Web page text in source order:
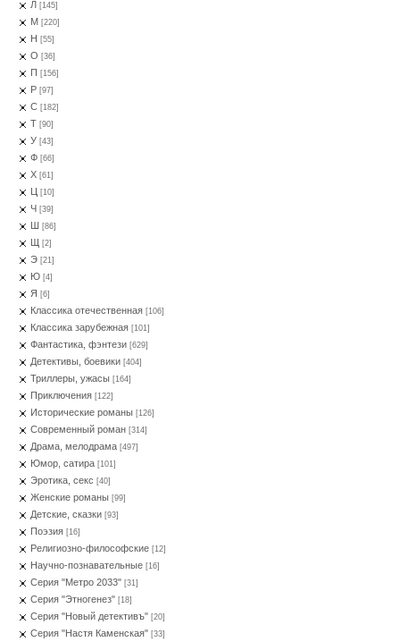
Л [145]
М [220]
Н [55]
О [36]
П [156]
Р [97]
С [182]
Т [90]
У [43]
Ф [66]
Х [61]
Ц [10]
Ч [39]
Ш [86]
Щ [2]
Э [21]
Ю [4]
Я [6]
Классика отечественная [106]
Классика зарубежная [101]
Фантастика, фэнтези [629]
Детективы, боевики [404]
Триллеры, ужасы [164]
Приключения [122]
Исторические романы [126]
Современный роман [314]
Драма, мелодрама [497]
Юмор, сатира [101]
Эротика, секс [40]
Женские романы [99]
Детские, сказки [93]
Поэзия [16]
Религиозно-философские [12]
Научно-познавательные [16]
Серия "Метро 2033" [31]
Серия "Этногенез" [18]
Серия "Новый детективъ" [20]
Серия "Настя Каменская" [33]